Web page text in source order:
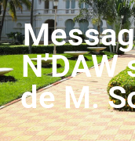
de M.